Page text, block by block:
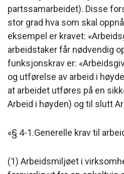
partssamarbeidet). Disse
stor grad hva som skal
eksempel er kravet:
arbeidstaker får nødvendig
funksjonskrav er:
og utførelse av arbeid i
at arbeidet utføres på en
Arbeid i høyden) og til slutt
«§ 4-1.Generelle krav til
(1) Arbeidsmiljøet i